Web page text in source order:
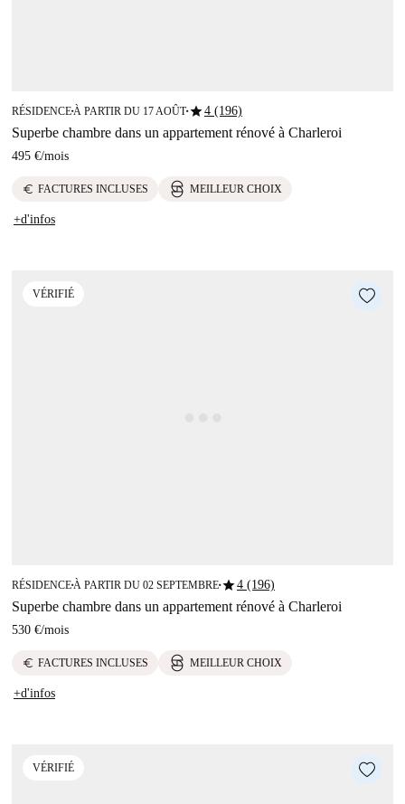
RÉSIDENCE■À PARTIR DU 17 AOÛT■star4 (196)
Superbe chambre dans un appartement rénové à Charleroi
495 €/mois
euro FACTURES INCLUSES MEILLEUR CHOIX
+d'infos
VÉRIFIÉ
RÉSIDENCE■À PARTIR DU 02 SEPTEMBRE■star4 (196)
Superbe chambre dans un appartement rénové à Charleroi
530 €/mois
euro FACTURES INCLUSES MEILLEUR CHOIX
+d'infos
VÉRIFIÉ